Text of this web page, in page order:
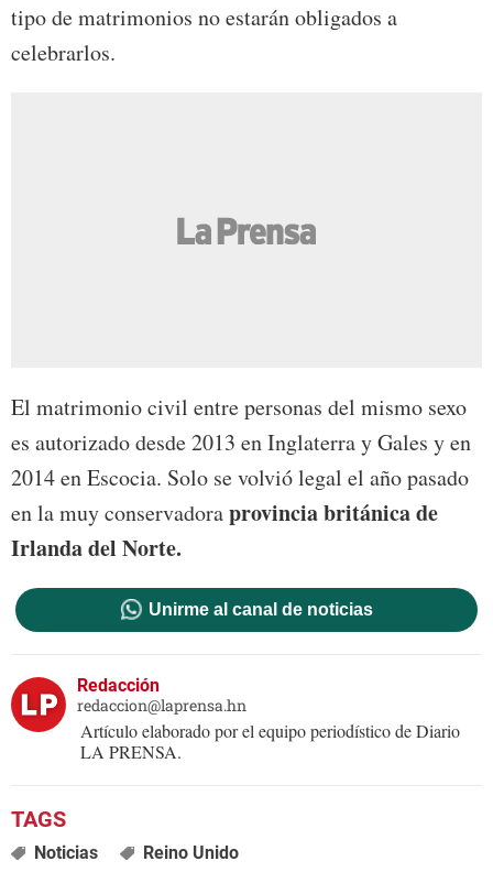
tipo de matrimonios no estarán obligados a
celebrarlos.
El matrimonio civil entre personas del mismo sexo
es autorizado desde 2013 en Inglaterra y Gales y en
2014 en Escocia. Solo se volvió legal el año pasado
en la muy conservadoraprovincia británica de
Irlanda del Norte.
Unirme al canal de noticias
Redacción
redaccion@laprensa.hn
Artículo elaborado por el equipo periodístico de Diario
LA PRENSA.
Noticias Reino Unido